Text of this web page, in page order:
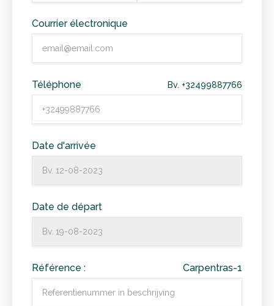
Courrier électronique
Téléphone Bv. +32499887766
Date d'arrivée
Date de départ
Référence : Carpentras-1